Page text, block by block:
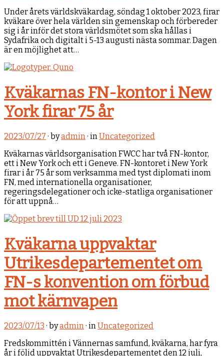
Under årets världskväkardag, söndag 1 oktober 2023, firar
kväkare över hela världen sin gemenskap och förbereder
sig i år inför det stora världsmötet som ska hållas i
Sydafrika och digitalt i 5-13 augusti nästa sommar. Dagen
är en möjlighet att…
Kväkarnas FN-kontor i New
York firar 75 år
2023/07/27 · byadmin· inUncategorized
Kväkarnas världsorganisation FWCC har två FN-kontor,
ett i New York och ett i Geneve. FN-kontoret i New York
firar i år 75 år som verksamma med tyst diplomati inom
FN, med internationella organisationer,
regeringsdelegationer och icke-statliga organisationer
för att uppnå…
Kväkarna uppvaktar
Utrikesdepartementet om
FN-s konvention om förbud
mot kärnvapen
2023/07/13 · byadmin· inUncategorized
Fredskommittén i Vännernas samfund, kväkarna, har fyra
år i följd uppvaktat Utrikesdepartementet den 12 juli,